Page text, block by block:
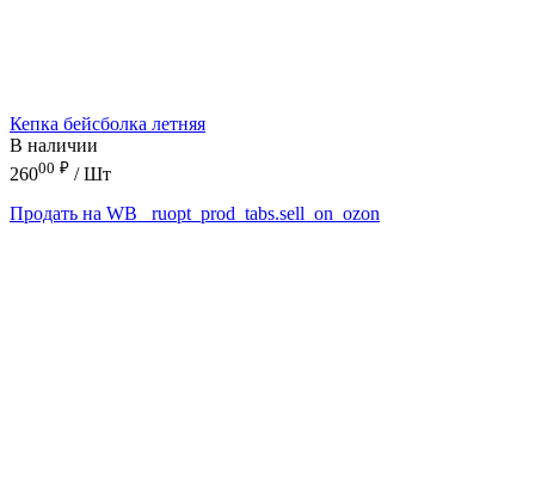
Кепка бейсболка летняя
В наличии
26000 ₽ / Шт
Продать на WB
_ruopt_prod_tabs.sell_on_ozon